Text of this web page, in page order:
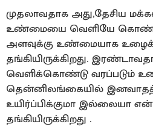
முதலாவதாக அது,தேசிய
உண்மையை வெளியே
அளவுக்கு உண்மையாக
தங்கியிருக்கிறது.
வெளிக்கொண்டு வரப்படும்
தென்னிலங்கையில்
உயிர்ப்பிக்குமா இல்லையா
தங்கியிருக்கிறது .